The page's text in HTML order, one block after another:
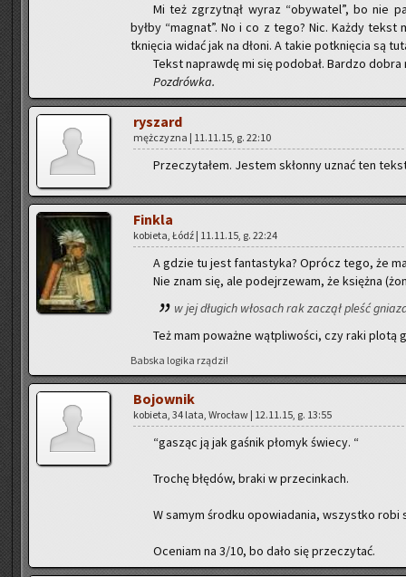
Mi też zgrzyt­nął wyraz “oby­wa­tel”, bo nie
byłby “ma­gnat”. No i co z tego? Nic. Każdy
tknię­cia widać jak na dłoni. A takie po­tknię­cia są
Tekst na­praw­dę mi się po­do­bał. Bar­dzo
Po­zdrów­ka.
ry­szard
męż­czy­zna | 11.11.15, g. 22:10
Prze­czy­ta­łem. Je­stem skłon­ny uznać ten
Fin­kla
ko­bie­ta, Łódź | 11.11.15, g. 22:24
A gdzie tu jest fan­ta­sty­ka? Oprócz tego, że
Nie znam się, ale po­dej­rze­wam, że księż­na
w jej dłu­gich wło­sach rak za­czął pleść
Też mam po­waż­ne wąt­pli­wo­ści, czy raki plotą
Bab­ska lo­gi­ka rzą­dzi!
Bo­jow­nik
ko­bie­ta, 34 lata, Wro­cław | 12.11.15, g. 13:55
“ga­sząc ją jak ga­śnik pło­myk świe­cy. “
Tro­chę błę­dów, braki w prze­cin­kach.
W samym środ­ku opo­wia­da­nia, wszyst­ko robi
Oce­niam na 3/10, bo dało się prze­czy­tać.